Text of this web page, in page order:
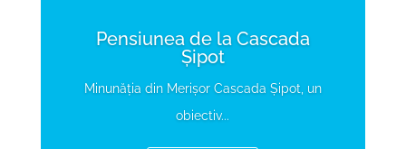
Pensiunea de la Cascada
Șipot
Minunăția din Merișor Cascada Șipot, un
obiectiv...